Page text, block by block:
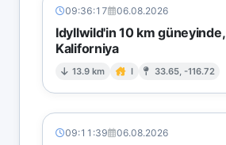
09:36:17 06.08.2026
Idyllwild'in 10 km güneyinde,
Kaliforniya
13.9 km I 33.65, -116.72
09:11:39 06.08.2026